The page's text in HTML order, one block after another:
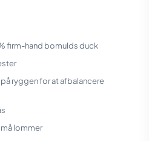
firm-hand bomulds duck
ryggen for at afbalancere
lommer